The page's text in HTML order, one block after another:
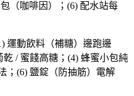
（咖啡因）；(6) 配水站每
運動飲料（補糖）邊跑邊
/ 蜜餞高糖；(4) 蜂蜜小包純
；(6) 鹽錠（防抽筋）電解